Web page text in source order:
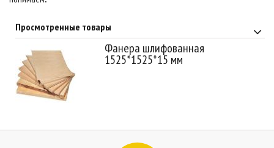
Просмотренные товары
Фанера шлифованная
1525*1525*15 мм